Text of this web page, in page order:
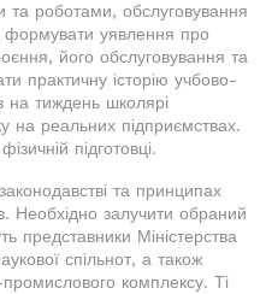
роботами, обслуговування
уявлення про
його обслуговування та
практичну історію учбово-
на тиждень школярі
на реальних підприємствах.
підготовці.
та принципах
Необхідно залучити обраний
представники Міністерства
спільнот, а також
промислового комплексу. Ті